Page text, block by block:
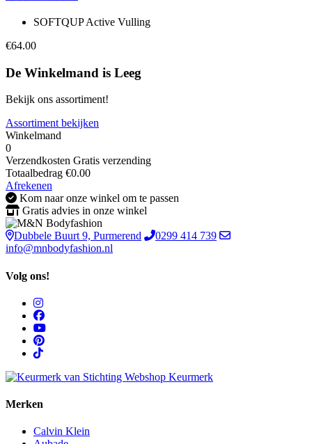
SOFTQUP Active Vulling
€64.00
De Winkelmand is Leeg
Bekijk ons assortiment!
Assortiment bekijken
Winkelmand
0
Verzendkosten Gratis verzending
Totaalbedrag €0.00
Afrekenen
Kom naar onze winkel om te passen
Gratis advies in onze winkel
Dubbele Buurt 9, Purmerend
0299 414 739
info@mnbodyfashion.nl
Volg ons!
Merken
Calvin Klein